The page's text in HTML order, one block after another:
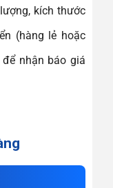
kích thước
(hàng lẻ hoặc
nhận báo giá